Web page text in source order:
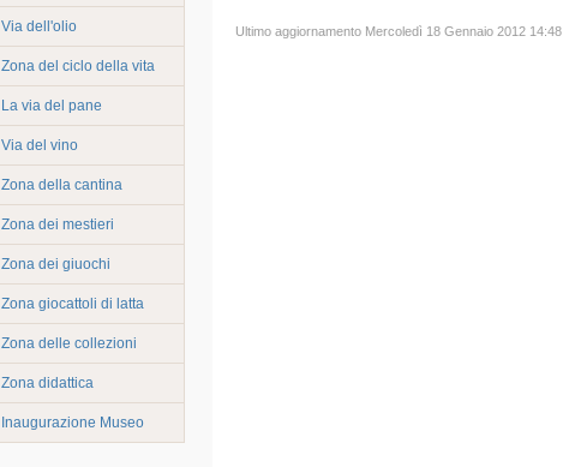
Via dell'olio
Zona del ciclo della vita
La via del pane
Via del vino
Zona della cantina
Zona dei mestieri
Zona dei giuochi
Zona giocattoli di latta
Zona delle collezioni
Zona didattica
Inaugurazione Museo
Ultimo aggiornamento Mercoledì 18 Gennaio 2012 14:48